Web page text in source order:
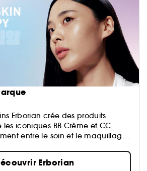
Erborian crée des produits
iconiques BB Crème et CC
entre le soin et le maquillage.
volonté précise de la marque :
votre peau.
SOYEZ-EN FIER.E !
Erborian